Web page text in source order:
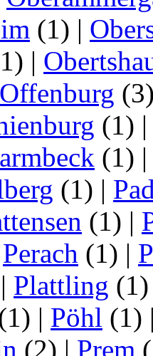
(1) |
|
Offenburg
(1)
(1)
(1) |
(1) |
Perach (1) |
| Plattling
| Pöhl (1)
(2) | Prem